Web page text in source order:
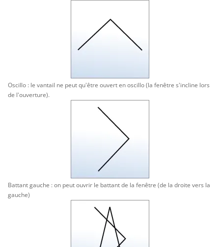
Oscillo : le vantail ne peut qu'être ouvert en oscillo (la fenêtre s'incline lors
de l'ouverture).
Battant gauche : on peut ouvrir le battant de la fenêtre (de la droite vers la
gauche)